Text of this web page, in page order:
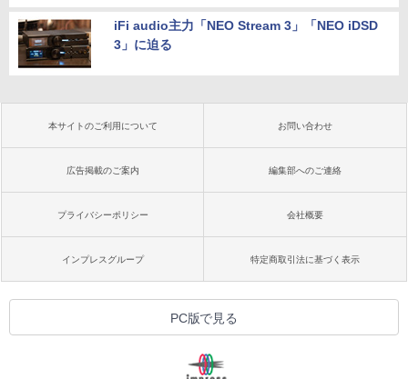
iFi audio主力「NEO Stream 3」「NEO iDSD
3」に迫る
本サイトのご利用について お問い合わせ
広告掲載のご案内 編集部へのご連絡
プライバシーポリシー 会社概要
インプレスグループ 特定商取引法に基づく表示
PC版で見る